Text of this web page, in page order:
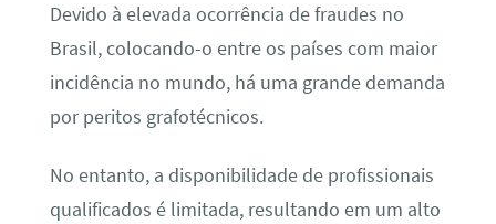
Devido à elevada ocorrência de fraudes no
Brasil, colocando-o entre os países com maior
incidência no mundo, há uma grande demanda
por peritos grafotécnicos.
No entanto, a disponibilidade de profissionais
qualificados é limitada, resultando em um alto